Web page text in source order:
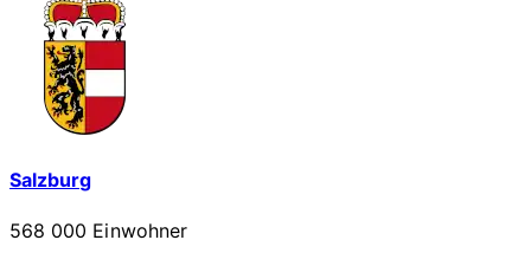
Salzburg
568 000 Einwohner